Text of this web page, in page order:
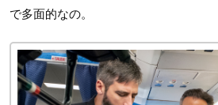
で多面的なの。